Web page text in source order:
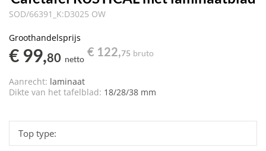
SOD/66391_K:D3025 OW
Groothandelsprijs
€ 99,80 netto
€ 122,75 bruto
Aanrecht: laminaat
Dikte van het tafelblad: 18/28/38 mm
Top type: